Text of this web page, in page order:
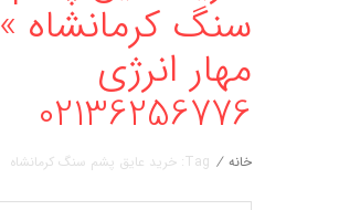
سنگ کرمانشاه »
مهار انرژی
02136256776
خانه / Tag: خرید عایق پشم سنگ کرمانشاه